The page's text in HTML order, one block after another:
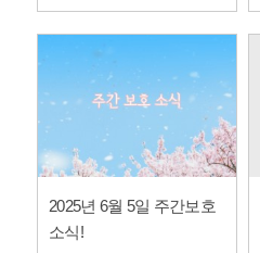
2025년 6월 5일 주간보호
소식!